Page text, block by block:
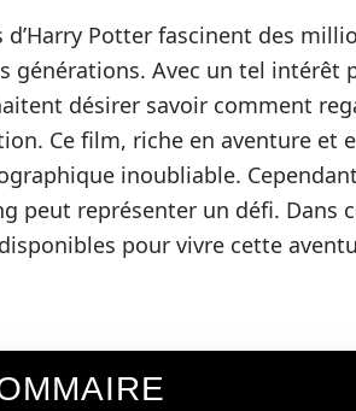
d’Harry Potter fascinent des
générations. Avec un tel intérêt
désirer savoir comment
Ce film, riche en aventure et
inoubliable.
peut représenter un défi. Dans
pour vivre cette